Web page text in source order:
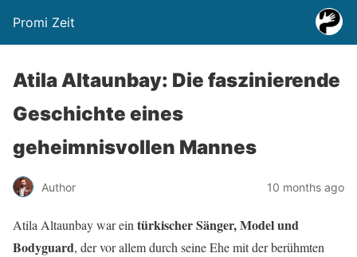
Promi Zeit
Atila Altaunbay: Die faszinierende
Geschichte eines
geheimnisvollen Mannes
Author 10 months ago
Atila Altaunbay war ein türkischer Sänger, Model und
Bodyguard, der vor allem durch seine Ehe mit der berühmten